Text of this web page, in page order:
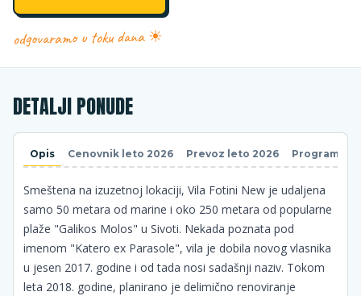
odgovaramo u toku dana ☀
DETALJI PONUDE
Opis Cenovnik leto 2026 Prevoz leto 2026 Program
Smeštena na izuzetnoj lokaciji, Vila Fotini New je udaljena
samo 50 metara od marine i oko 250 metara od popularne
plaže "Galikos Molos" u Sivoti. Nekada poznata pod
imenom "Katero ex Parasole", vila je dobila novog vlasnika
u jesen 2017. godine i od tada nosi sadašnji naziv. Tokom
leta 2018. godine, planirano je delimično renoviranje